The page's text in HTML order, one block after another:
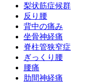
梨状筋症候群
反り腰
背中の痛み
坐骨神経痛
脊柱管狭窄症
ぎっくり腰
腰痛
肋間神経痛